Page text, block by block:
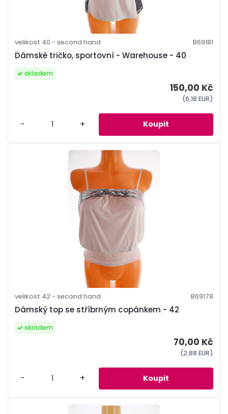
Dámské tričko, sportovní - Warehouse - 40
velikost 40 - second hand B69181
150,00 Kč
(6,18 EUR)
skladem
- +
Dámský top se stříbrným copánkem - 42
velikost 42 - second hand B69178
70,00 Kč
(2,88 EUR)
skladem
- +